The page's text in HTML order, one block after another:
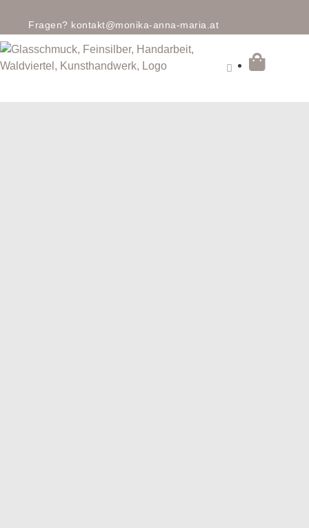
Fragen? kontakt@monika-anna-maria.at
